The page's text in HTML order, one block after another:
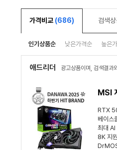
가격비교 (686) 검색
인기상품순 낮은가격순 높은
애드리더 광고상품이며, 검색결과
MSI
RTX
베이스
최대
8K 지원